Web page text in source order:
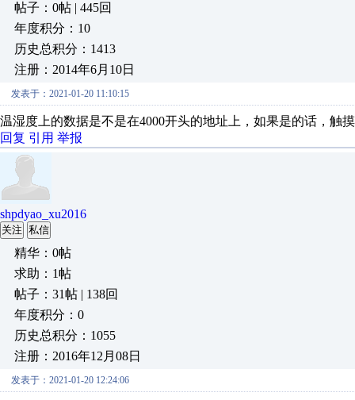
帖子：0帖 | 445回
年度积分：10
历史总积分：1413
注册：2014年6月10日
发表于：2021-01-20 11:10:15
温湿度上的数据是不是在4000开头的地址上，如果是的话，触
回复 引用 举报
shpdyao_xu2016
关注 私信
精华：0帖
求助：1帖
帖子：31帖 | 138回
年度积分：0
历史总积分：1055
注册：2016年12月08日
发表于：2021-01-20 12:24:06